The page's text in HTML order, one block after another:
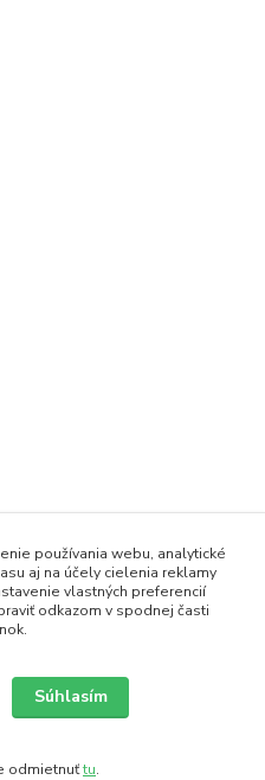
is licensed by CC 3.0 BY
používania webu, analytické
aj na účely cielenia reklamy
vlastných preferencií
odkazom v spodnej časti
Súhlasím
odmietnuťtu.